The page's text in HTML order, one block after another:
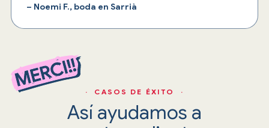
– Noemi F., boda en Sarrià
· CASOS DE ÉXITO ·
Así ayudamos a